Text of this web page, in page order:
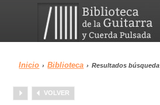
Menu
Inicio › Biblioteca › Resultados búsqueda
VOLVER